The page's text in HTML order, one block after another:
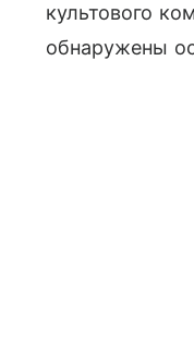
культового
обнаружены